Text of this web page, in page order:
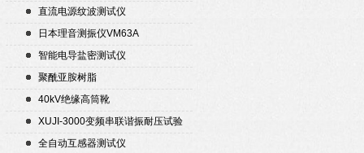
直流电源纹波测试仪
日本理音测振仪VM63A
智能电导盐密测试仪
聚酰亚胺树脂
40kV绝缘高筒靴
XUJI-3000变频串联谐振耐压试验
装置
全自动互感器测试仪